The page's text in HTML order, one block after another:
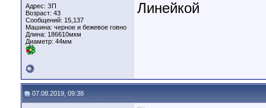
Адрес: ЗП
Возраст: 43
Сообщений: 15,137
Машина: черное и бежевое говно
Длина: 186610мкм
Диаметр: 44мм
Линейкой
07.08.2019, 09:38